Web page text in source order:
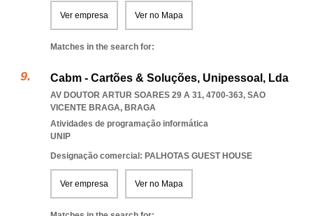
Ver empresa Ver no Mapa
Matches in the search for:
Cabm - Cartões & Soluções, Unipessoal, Lda
AV DOUTOR ARTUR SOARES 29 A 31, 4700-363, SAO
VICENTE BRAGA, BRAGA
Atividades de programação informática
UNIP
Designação comercial: PALHOTAS GUEST HOUSE
Ver empresa Ver no Mapa